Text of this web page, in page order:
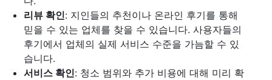
리뷰 확인: 지인들의 추천이나 온라인 후기를 통해
믿을 수 있는 업체를 찾을 수 있습니다. 사용자들의
후기에서 업체의 실제 서비스 수준을 가늠할 수 있
습니다.
서비스 확인: 청소 범위와 추가 비용에 대해 미리 확